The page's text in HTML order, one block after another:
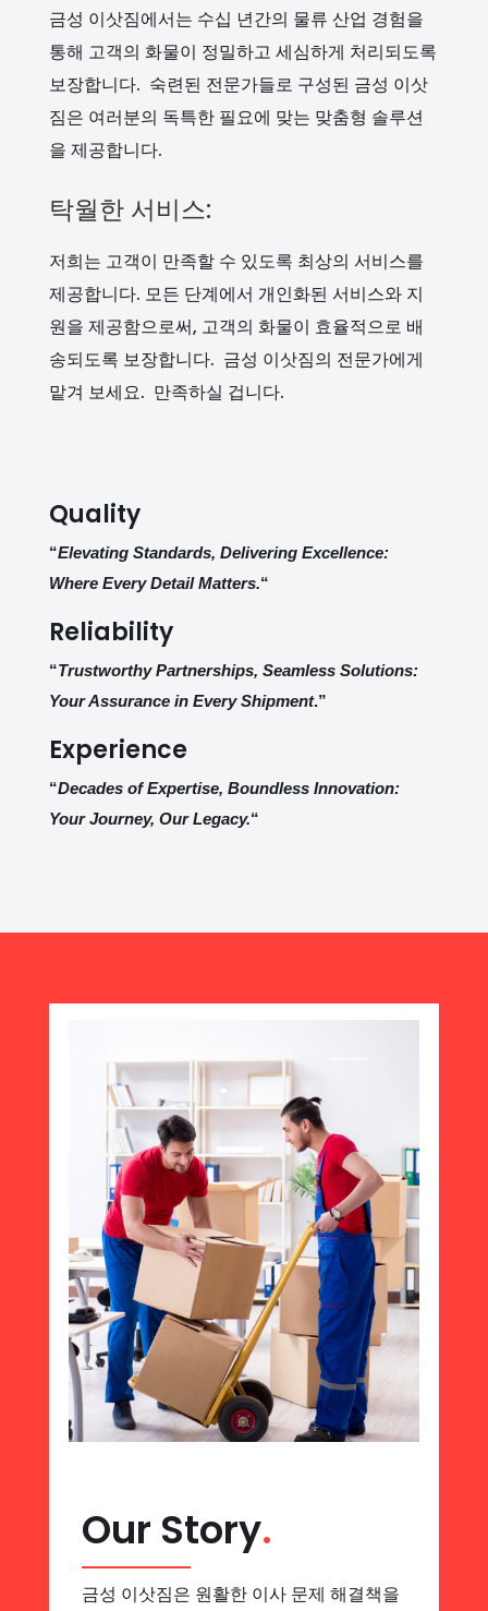
금성 이삿짐에서는 수십 년간의 물류 산업 경험을
통해 고객의 화물이 정밀하고 세심하게 처리되도록
보장합니다. 숙련된 전문가들로 구성된 금성 이삿
짐은 여러분의 독특한 필요에 맞는 맞춤형 솔루션
을 제공합니다.
탁월한 서비스:
저희는 고객이 만족할 수 있도록 최상의 서비스를
제공합니다. 모든 단계에서 개인화된 서비스와 지
원을 제공함으로써, 고객의 화물이 효율적으로 배
송되도록 보장합니다. 금성 이삿짐의 전문가에게
맡겨 보세요. 만족하실 겁니다.
Quality
“Elevating Standards, Delivering Excellence:
Where Every Detail Matters.“
Reliability
“Trustworthy Partnerships, Seamless Solutions:
Your Assurance in Every Shipment.”
Experience
“Decades of Expertise, Boundless Innovation:
Your Journey, Our Legacy.“
Our Story.
금성 이삿짐은 원활한 이사 문제 해결책을